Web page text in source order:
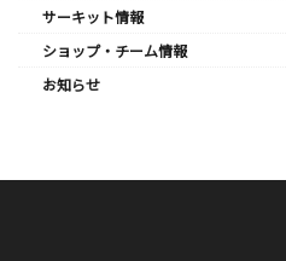
サーキット情報
ショップ・チーム情報
お知らせ